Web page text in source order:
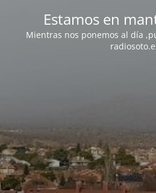
Estamos en
Mientras nos ponemos al día